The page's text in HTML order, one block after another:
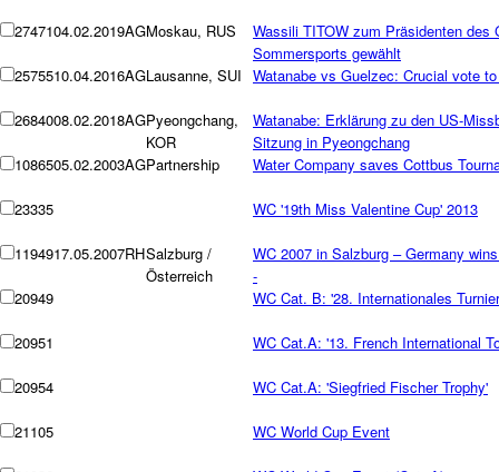
2747104.02.2019AGMoskau, RUS
Wassili TITOW zum Präsidenten
Sommersports gewählt
2575510.04.2016AGLausanne, SUI Watanabe vs Guelzec: Crucial vote
2684008.02.2018AGPyeongchang,
KOR
Watanabe: Erklärung zu den US-
Sitzung in Pyeongchang
1086505.02.2003AGPartnership Water Company saves Cottbus
23335 WC '19th Miss Valentine Cup' 2013
1194917.05.2007RHSalzburg /
Österreich
WC 2007 in Salzburg – Germany
-
20949
WC Cat. B: '28. Internationales
20951 WC Cat.A: '13. French International
20954 WC Cat.A: 'Siegfried Fischer Trophy'
21105 WC World Cup Event